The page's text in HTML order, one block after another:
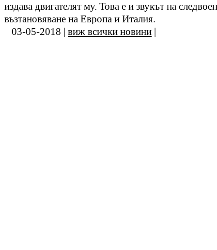
издава двигателят му. Това е и звукът на
възтановяване на Европа и Италия.
03-05-2018 | виж всички новини |